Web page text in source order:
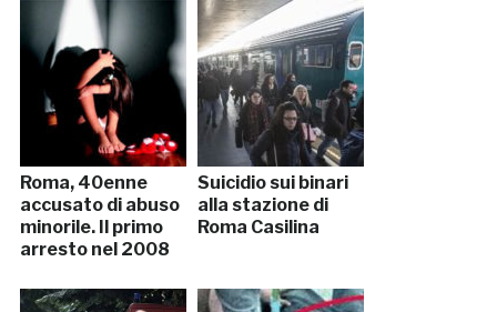
Roma, 40enne
accusato di abuso
minorile. Il primo
arresto nel 2008
Suicidio sui binari
alla stazione di
Roma Casilina